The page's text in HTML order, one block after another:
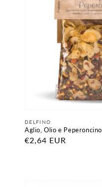
Fornitore:
DELFINO
Aglio, Olio e Peperoncino
Prezzo
€2,64 EUR